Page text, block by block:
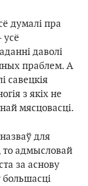
думалі пра
усё
даволі
праблем. А
савецкія
з якіх не
мясцовасці.
для
то адмысловай
за аснову